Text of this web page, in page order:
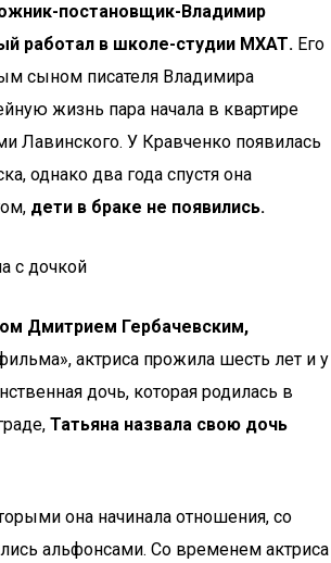
постановщик-Владимир
работал в школе-студии МХАТ. Его
сыном писателя Владимира
жизнь пара начала в квартире
Лавинского. У Кравченко появилась
однако два года спустя она
дети в браке не появились.
с дочкой
Дмитрием Гербачевским,
актриса прожила шесть лет и у
дочь, которая родилась в
Татьяна назвала свою дочь
она начинала отношения, со
альфонсами. Со временем актриса